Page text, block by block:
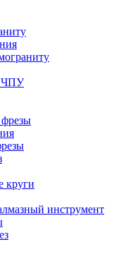
ЧПУ
круги
инструмент